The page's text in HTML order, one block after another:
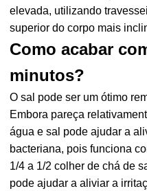
elevada, utilizando
superior do corpo mais
Como acabar
minutos?
O sal pode ser um ótimo
Embora pareça
água e sal pode ajudar a
bacteriana, pois funciona
1/4 a 1/2 colher de chá de
pode ajudar a aliviar a